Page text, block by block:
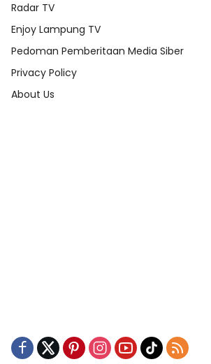
Radar TV
Enjoy Lampung TV
Pedoman Pemberitaan Media Siber
Privacy Policy
About Us